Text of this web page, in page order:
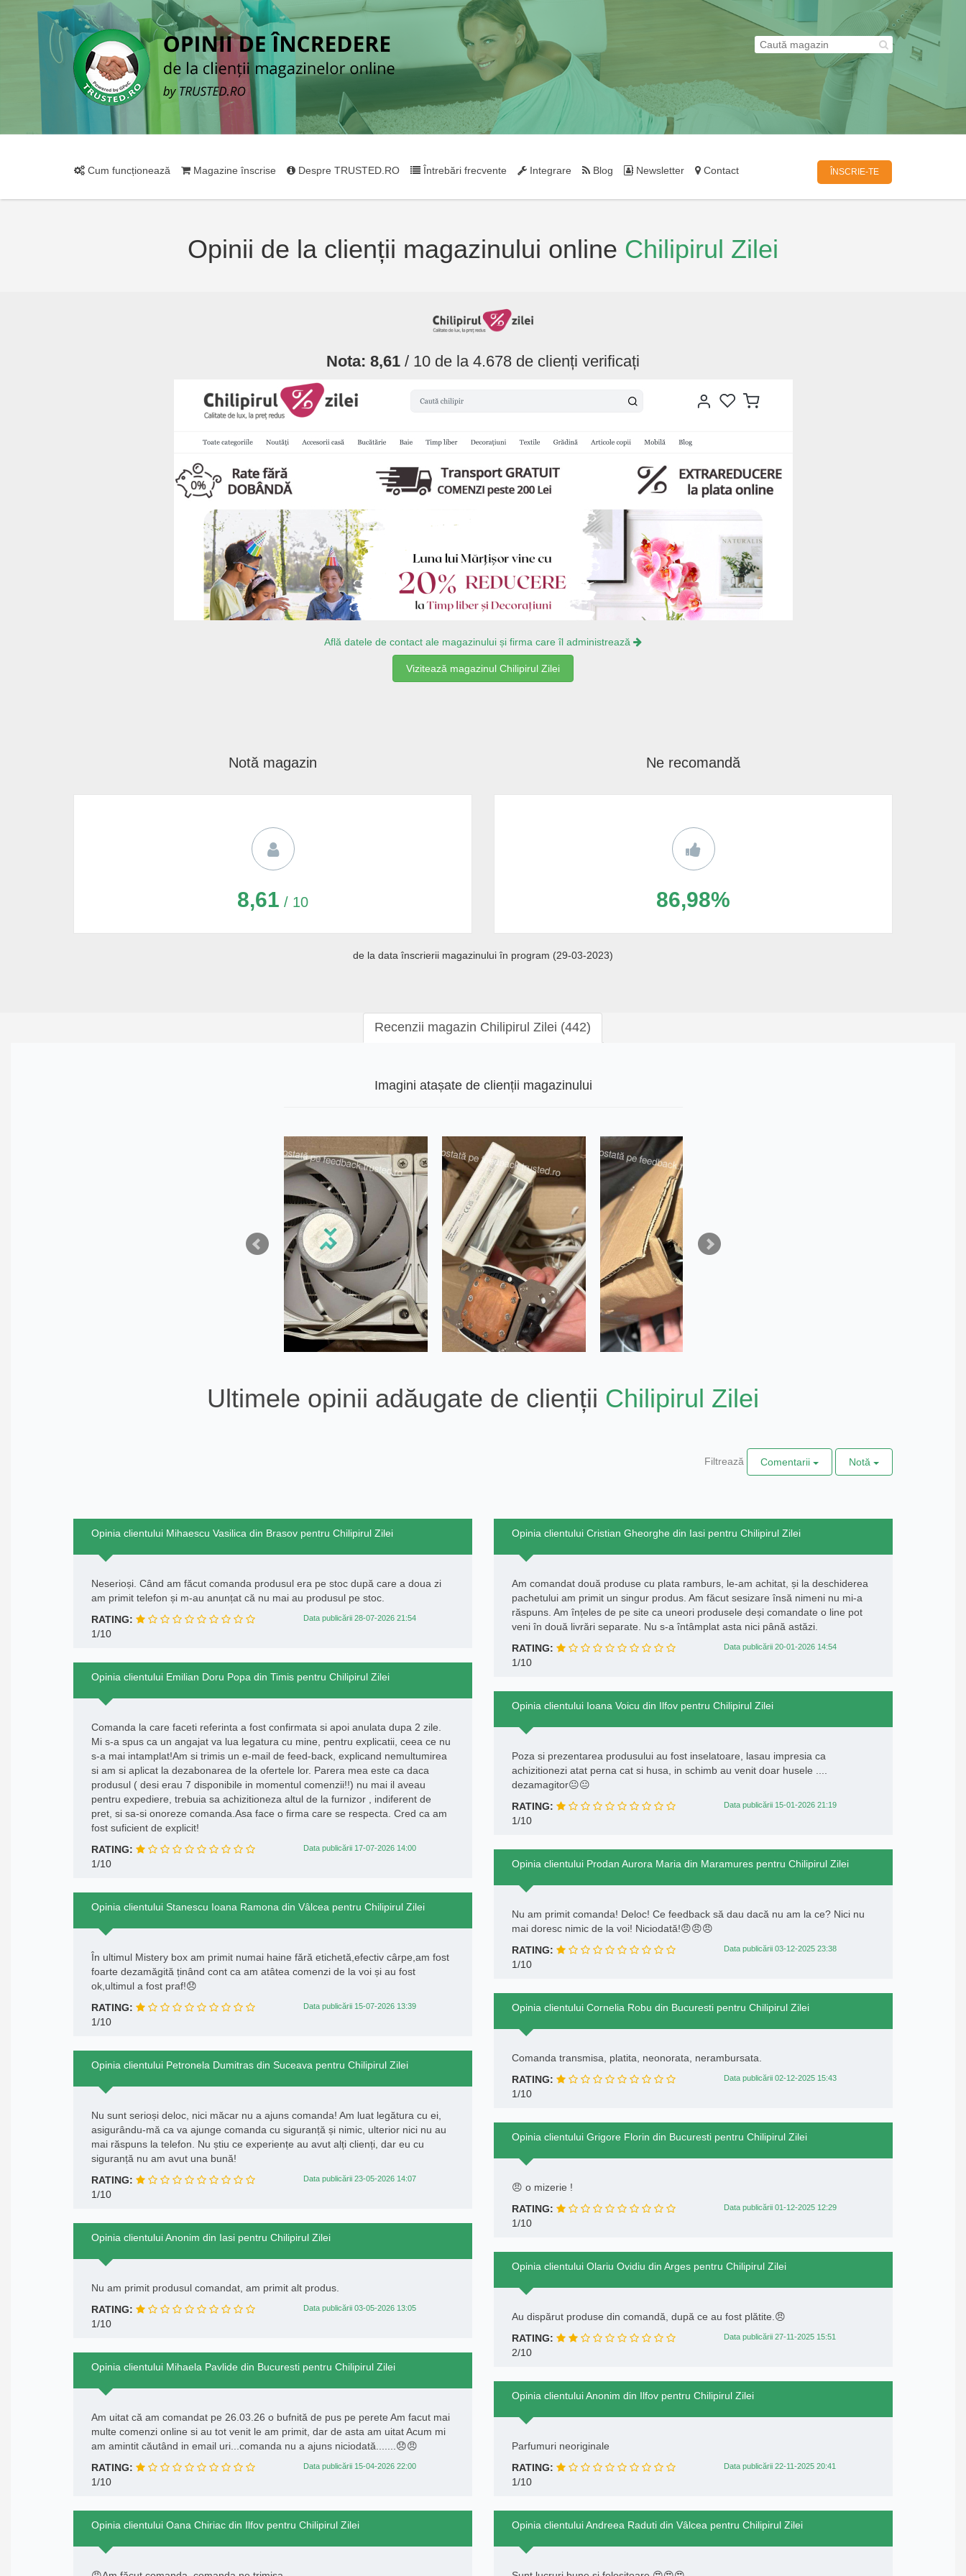
Cum funcționează Magazine înscrise Despre TRUSTED.RO Întrebări frecvente Integrare Blog Newsletter Contact ÎNSCRIE-TE
Opinii de la clienții magazinului online Chilipirul Zilei
Nota: 8,61 / 10 de la 4.678 de clienți verificați
Află datele de contact ale magazinului și firma care îl administrează
Vizitează magazinul Chilipirul Zilei
Notă magazin
8,61 / 10
Ne recomandă
86,98%
de la data înscrierii magazinului în program (29-03-2023)
Recenzii magazin Chilipirul Zilei (442)
Imagini atașate de clienții magazinului
Ultimele opinii adăugate de clienții Chilipirul Zilei
Filtrează Comentarii Notă
Opinia clientului Mihaescu Vasilica din Brasov pentru Chilipirul Zilei
Neserioși. Când am făcut comanda produsul era pe stoc după care a doua zi
am primit telefon și m-au anunțat că nu mai au produsul pe stoc.
RATING:
Data publicării 28-07-2026 21:54
1/10
Opinia clientului Emilian Doru Popa din Timis pentru Chilipirul Zilei
Comanda la care faceti referinta a fost confirmata si apoi anulata dupa 2 zile.
Mi s-a spus ca un angajat va lua legatura cu mine, pentru explicatii, ceea ce nu
s-a mai intamplat!Am si trimis un e-mail de feed-back, explicand nemultumirea
si am si aplicat la dezabonarea de la ofertele lor. Parera mea este ca daca
produsul ( desi erau 7 disponibile in momentul comenzii!!) nu mai il aveau
pentru expediere, trebuia sa achizitioneza altul de la furnizor , indiferent de
pret, si sa-si onoreze comanda.Asa face o firma care se respecta. Cred ca am
fost suficient de explicit!
RATING:
Data publicării 17-07-2026 14:00
1/10
Opinia clientului Stanescu Ioana Ramona din Vâlcea pentru Chilipirul Zilei
În ultimul Mistery box am primit numai haine fără etichetă,efectiv cârpe,am fost
foarte dezamăgită ținând cont ca am atâtea comenzi de la voi și au fost
ok,ultimul a fost praf!😞
RATING:
Data publicării 15-07-2026 13:39
1/10
Opinia clientului Petronela Dumitras din Suceava pentru Chilipirul Zilei
Nu sunt serioși deloc, nici măcar nu a ajuns comanda! Am luat legătura cu ei,
asigurându-mă ca va ajunge comanda cu siguranță și nimic, ulterior nici nu au
mai răspuns la telefon. Nu știu ce experiențe au avut alți clienți, dar eu cu
siguranță nu am avut una bună!
RATING:
Data publicării 23-05-2026 14:07
1/10
Opinia clientului Anonim din Iasi pentru Chilipirul Zilei
Nu am primit produsul comandat, am primit alt produs.
RATING:
Data publicării 03-05-2026 13:05
1/10
Opinia clientului Mihaela Pavlide din Bucuresti pentru Chilipirul Zilei
Am uitat că am comandat pe 26.03.26 o bufnită de pus pe perete Am facut mai
multe comenzi online si au tot venit le am primit, dar de asta am uitat Acum mi
am amintit căutând in email uri...comanda nu a ajuns niciodată.......😞😠
RATING:
Data publicării 15-04-2026 22:00
1/10
Opinia clientului Oana Chiriac din Ilfov pentru Chilipirul Zilei
Opinia clientului Cristian Gheorghe din Iasi pentru Chilipirul Zilei
Am comandat două produse cu plata ramburs, le-am achitat, și la deschiderea
pachetului am primit un singur produs. Am făcut sesizare însă nimeni nu mi-a
răspuns. Am înțeles de pe site ca uneori produsele deși comandate o line pot
veni în două livrări separate. Nu s-a întâmplat asta nici până astăzi.
RATING:
Data publicării 20-01-2026 14:54
1/10
Opinia clientului Ioana Voicu din Ilfov pentru Chilipirul Zilei
Poza si prezentarea produsului au fost inselatoare, lasau impresia ca
achizitionezi atat perna cat si husa, in schimb au venit doar husele ....
dezamagitor😐😐
RATING:
Data publicării 15-01-2026 21:19
1/10
Opinia clientului Prodan Aurora Maria din Maramures pentru Chilipirul Zilei
Nu am primit comanda! Deloc! Ce feedback să dau dacă nu am la ce? Nici nu
mai doresc nimic de la voi! Niciodată!😠😠😠
RATING:
Data publicării 03-12-2025 23:38
1/10
Opinia clientului Cornelia Robu din Bucuresti pentru Chilipirul Zilei
Comanda transmisa, platita, neonorata, nerambursata.
RATING:
Data publicării 02-12-2025 15:43
1/10
Opinia clientului Grigore Florin din Bucuresti pentru Chilipirul Zilei
😠 o mizerie !
RATING:
Data publicării 01-12-2025 12:29
1/10
Opinia clientului Olariu Ovidiu din Arges pentru Chilipirul Zilei
Au dispărut produse din comandă, după ce au fost plătite.😠
RATING:
Data publicării 27-11-2025 15:51
2/10
Opinia clientului Anonim din Ilfov pentru Chilipirul Zilei
Parfumuri neoriginale
RATING:
Data publicării 22-11-2025 20:41
1/10
Opinia clientului Andreea Raduti din Vâlcea pentru Chilipirul Zilei